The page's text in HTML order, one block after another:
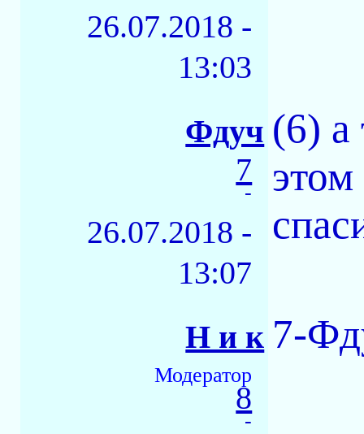
26.07.2018 -
13:03
Фдуч
7
-
26.07.2018 -
13:07
(6) а
Н и к
Модератор
8
-
7-